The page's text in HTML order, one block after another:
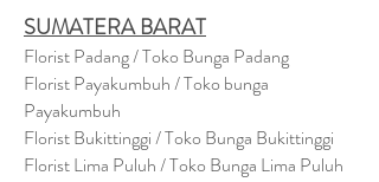
SUMATERA BARAT
Florist Padang / Toko Bunga Padang
Florist Payakumbuh / Toko bunga
Payakumbuh
Florist Bukittinggi / Toko Bunga Bukittinggi
Florist Lima Puluh / Toko Bunga Lima Puluh